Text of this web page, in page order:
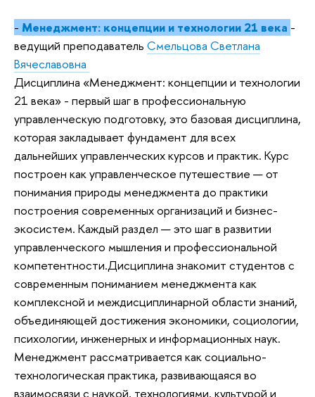
- Менеджмент: концепции и технологии 21 века -
ведущий преподаватель Смельцова Светлана
Вячеславовна
Дисциплина «Менеджмент: концепции и технологии
21 века» - первый шаг в профессиональную
управленческую подготовку, это базовая дисциплина,
которая закладывает фундамент для всех
дальнейших управленческих курсов и практик. Курс
построен как управленческое путешествие — от
понимания природы менеджмента до практики
построения современных организаций и бизнес-
экосистем. Каждый раздел — это шаг в развитии
управленческого мышления и профессиональной
компетентности.Дисциплина знакомит студентов с
современным пониманием менеджмента как
комплексной и междисциплинарной области знаний,
объединяющей достижения экономики, социологии,
психологии, инженерных и информационных наук.
Менеджмент рассматривается как социально-
технологическая практика, развивающаяся во
взаимосвязи с наукой, технологиями, культурой и